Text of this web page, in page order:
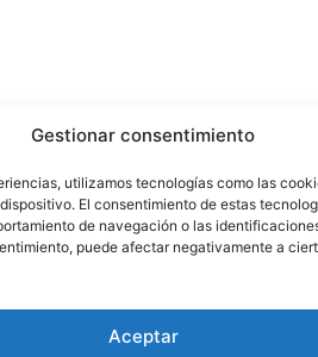
Gestionar consentimiento
utilizamos tecnologías como las
El consentimiento de estas
de navegación o las
puede afectar negativamente a
Aceptar